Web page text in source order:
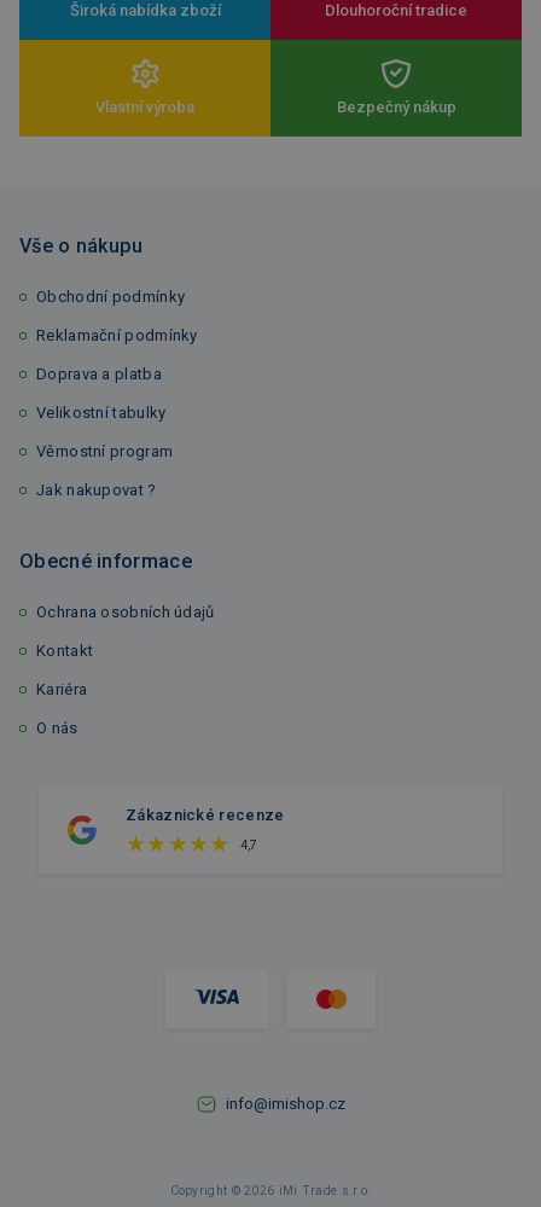
Široká nabídka zboží Dlouhoroční tradice
Vlastní výroba Bezpečný nákup
Vše o nákupu
Obchodní podmínky
Reklamační podmínky
Doprava a platba
Velikostní tabulky
Věrnostní program
Jak nakupovat ?
Obecné informace
Ochrana osobních údajů
Kontakt
Kariéra
O nás
Zákaznické recenze
4,7
info@imishop.cz
Copyright © 2026 iMi Trade s.r.o.